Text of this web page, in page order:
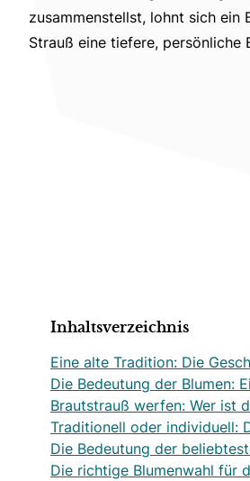
zusammenstellst, lohnt sich ein
Strauß eine tiefere, persönliche
Inhaltsverzeichnis
Eine alte Tradition: Die
Die Bedeutung der Blumen:
Brautstrauß werfen: Wer ist
Traditionell oder individuell:
Die Bedeutung der
Die richtige Blumenwahl für